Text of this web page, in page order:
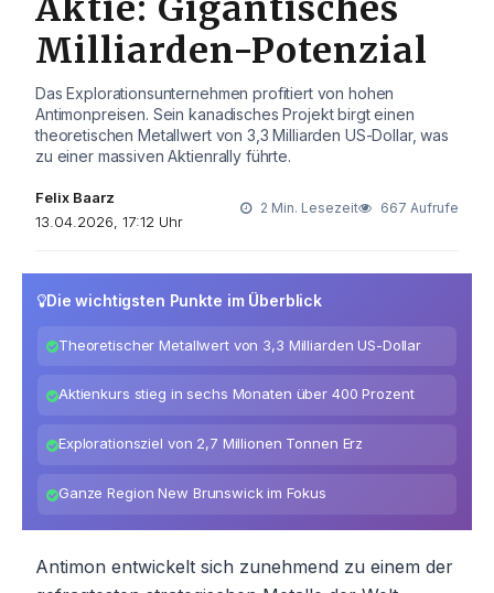
Milliarden-Potenzial
Das Explorationsunternehmen profitiert von hohen
Antimonpreisen. Sein kanadisches Projekt birgt einen
theoretischen Metallwert von 3,3 Milliarden US-Dollar, was
zu einer massiven Aktienrally führte.
Felix Baarz
13.04.2026, 17:12 Uhr
2 Min. Lesezeit 667 Aufrufe
Die wichtigsten Punkte im Überblick
Theoretischer Metallwert von 3,3 Milliarden US-Dollar
Aktienkurs stieg in sechs Monaten über 400 Prozent
Explorationsziel von 2,7 Millionen Tonnen Erz
Ganze Region New Brunswick im Fokus
Antimon entwickelt sich zunehmend zu einem der